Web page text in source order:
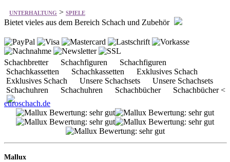
UNTERHALTUNG > SPIELE
Bietet vieles aus dem Bereich Schach und Zubehör
Schachbretter Schachfiguren Schachfiguren
Schachkassetten Schachkassetten Exklusives Schach
Exklusives Schach Unsere Schachsets Unsere Schachsets
Schachuhren Schachuhren Schachbücher Schachbücher <
euroschach.de
Mallux